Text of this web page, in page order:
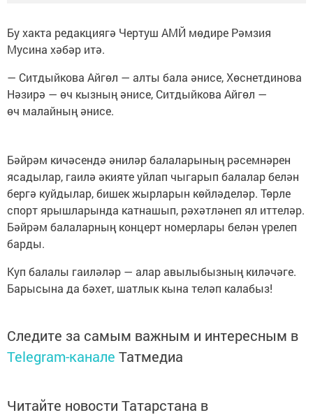
Бу хакта редакциягә Чертуш АМЙ мөдире Рәмзия
Мусина хәбәр итә.
— Ситдыйкова Айгөл — алты бала әнисе, Хөснетдинова
Нәзирә — өч кызның әнисе, Ситдыйкова Айгөл —
өч малайның әнисе.
Бәйрәм кичәсендә әниләр балаларының рәсемнәрен
ясадылар, гаилә әкияте уйлап чыгарып балалар белән
бергә куйдылар, бишек жырларын көйләделәр. Төрле
спорт ярышларында катнашып, рәхәтләнеп ял иттеләр.
Бәйрәм балаларның концерт номерлары белән үрелеп
барды.
Куп балалы гаиләләр — алар авылыбызның киләчәге.
Барысына да бәхет, шатлык кына теләп калабыз!
Следите за самым важным и интересным в
Telegram-канале Татмедиа
Читайте новости Татарстана в